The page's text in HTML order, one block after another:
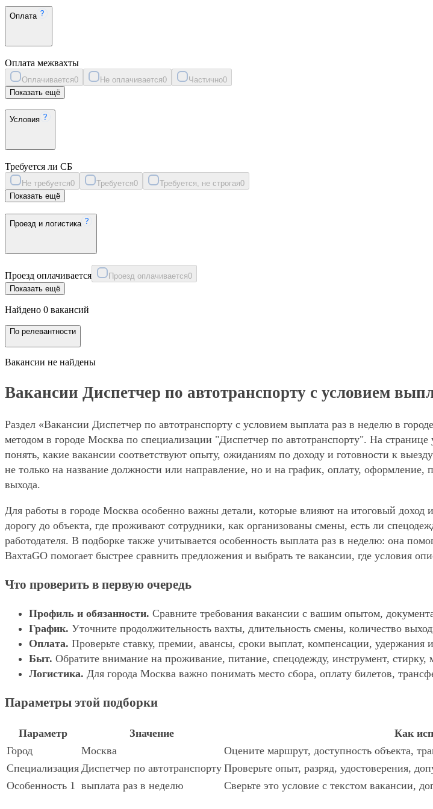
Оплата
Оплата межвахты
Оплачивается0 Не оплачивается0 Частично0
Показать ещё
Условия
Требуется ли СБ
Не требуется0 Требуется0 Требуется, не строгая0
Показать ещё
Проезд и логистика
Проезд оплачивается Проезд оплачивается0
Показать ещё
Найдено 0 вакансий
По релевантности
Вакансии не найдены
Вакансии Диспетчер по автотранспорту с условием
Раздел «Вакансии Диспетчер по автотранспорту с условием выплата раз в неделю в
методом в городе Москва по специализации "Диспетчер по автотранспорту". На
понять, какие вакансии соответствуют опыту, ожиданиям по доходу и готовности к
не только на название должности или направление, но и на график, оплату,
выхода.
Для работы в городе Москва особенно важны детали, которые влияют на итоговый доход
дорогу до объекта, где проживают сотрудники, как организованы смены, есть ли
работодателя. В подборке также учитывается особенность выплата раз в неделю: она
ВахтаGO помогает быстрее сравнить предложения и выбрать те вакансии, где условия
Что проверить в первую очередь
Профиль и обязанности. Сравните требования вакансии с вашим опытом,
График. Уточните продолжительность вахты, длительность смены, количество
Оплата. Проверьте ставку, премии, авансы, сроки выплат, компенсации,
Быт. Обратите внимание на проживание, питание, спецодежду, инструмент,
Логистика. Для города Москва важно понимать место сбора, оплату билетов,
Параметры этой подборки
Параметр Значение
Как
Город
Москва
Оцените маршрут, доступность объекта,
Специализация Диспетчер по автотранспорту Проверьте опыт, разряд, удостоверения,
Особенность 1 выплата раз в неделю Сверьте это условие с текстом вакансии,